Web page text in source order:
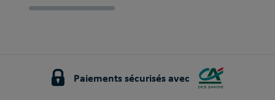
Paiements sécurisés avec